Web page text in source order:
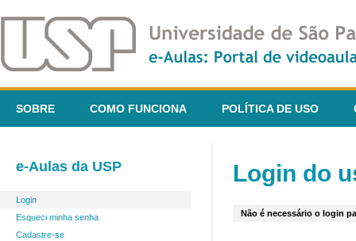
SOBRE COMO FUNCIONA POLÍTICA DE USO
e-Aulas da USP
Login
Esqueci minha senha
Cadastre-se
Login do
Não é necessário o login